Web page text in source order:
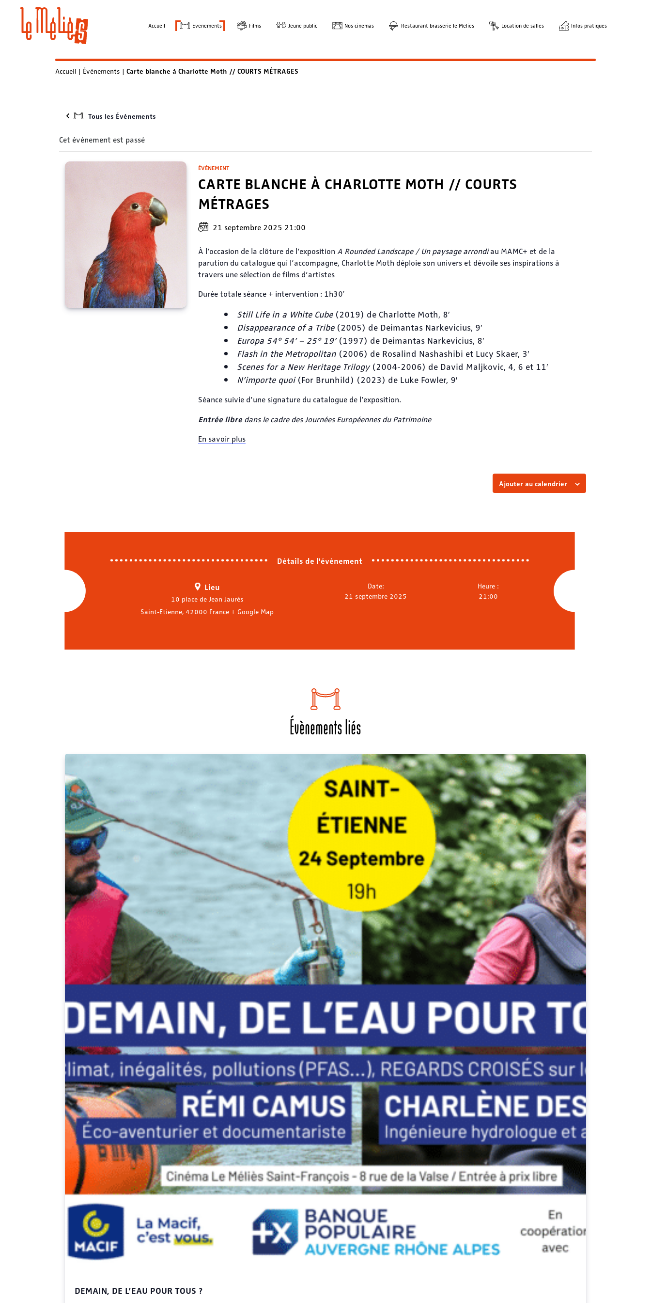
Accueil Évènements Films Jeune public Nos cinémas Restaurant brasserie le Méliès Location de salles Infos pratiques
Accueil | Évènements | Carte blanche à Charlotte Moth // COURTS MÉTRAGES
Tous les Évènements
Cet évènement est passé
ÉVÈNEMENT
CARTE BLANCHE À CHARLOTTE MOTH // COURTS
MÉTRAGES
21 septembre 2025 21:00
À l’occasion de la clôture de l’exposition A Rounded Landscape / Un paysage arrondiau MAMC+ et de la
parution du catalogue qui l’accompagne, Charlotte Moth déploie son univers et dévoile ses inspirations à
travers une sélection de films d’artistes
Durée totale séance + intervention : 1h30′
Still Life in a White Cube(2019) de Charlotte Moth, 8′
Disappearance of a Tribe(2005) de Deimantas Narkevicius, 9′
Europa 54° 54’ – 25° 19’(1997) de Deimantas Narkevicius, 8′
Flash in the Metropolitan (2006) de Rosalind Nashashibi et Lucy Skaer, 3′
Scenes for a New Heritage Trilogy(2004-2006) de David Maljkovic, 4, 6 et 11′
N’importe quoi(For Brunhild) (2023) de Luke Fowler, 9′
Séance suivie d’une signature du catalogue de l’exposition.
Entrée libre dans le cadre des Journées Européennes du Patrimoine
En savoir plus
Ajouter au calendrier
Détails de l'évènement
Lieu
10 place de Jean Jaurès
Saint-Etienne, 42000 France + Google Map
Date:
21 septembre 2025
Heure :
21:00
Évènements liés
DEMAIN, DE L’EAU POUR TOUS ?